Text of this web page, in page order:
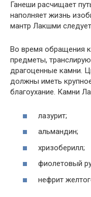
Ганеши расчищает
наполняет жизнь
мантр Лакшми
Во время обращения
предметы,
драгоценные камни.
должны иметь
благоухание. Камни
лазурит;
альмандин;
хризоберилл;
фиолетовый
нефрит